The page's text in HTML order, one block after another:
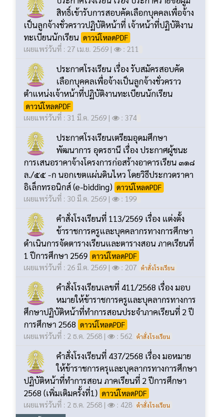
ดาวน์โหลดPDF
เผยแพร่วันที่ : 29 เม.ย. 2569 |
: 252
ประกาศโรงเรียน เรื่อง ประกาศรายชื่อผู้มี
สิทธิ์เข้ารับการสอบคัดเลือกบุคคลเพื่อจ้าง
เป็นลูกจ้างชั่วคราวปฏิบัติหน้าที่ เจ้าหน้าที่ปฏิบัติงาน
ทะเบียนนักเรียน
ดาวน์โหลดPDF
เผยแพร่วันที่ : 27 เม.ย. 2569 |
: 211
ประกาศโรงเรียน เรื่อง รับสมัครสอบคัด
เลือกบุคคลเพื่อจ้างเป็นลูกจ้างชั่วคราว
ตำแหน่งเจ้าหน้าที่ปฏิบัติงานทะเบียนนักเรียน
ดาวน์โหลดPDF
เผยแพร่วันที่ : 31 มี.ค. 2569 |
: 374
ประกาศโรงเรียนเตรียมอุดมศึกษา
พัฒนาการ อุดรธานี เรื่อง ประกาศผู้ชนะ
การเสนอราคาจ้างโครงการก่อสร้างอาคารเรียน ๓๑๘
ล./๕๕ -ก นอกเขตแผ่นดินไหว โดยวิธีประกวดราคา
อิเล็กทรอนิกส์ (e-bidding)
เผยแพร่วันที่ : 30 มี.ค. 2569 |
: 199
คำสั่งโรงเรียนที่ 113/2569 เรื่อง แต่งตั้ง
ข้าราชการครูและบุคคลากรทางการศึกษา
ดำเนินการจัดตารางเรียนและตารางสอน ภาคเรียนที่
1 ปีการศึกษา 2569
ดาวน์โหลดPDF
เผยแพร่วันที่ : 26 มี.ค. 2569 |
: 207 คำสั่งโรงเรียน
คำสั่งโรงเรียนเลขที่ 411/2568 เรื่อง มอบ
หมายให้ข้าราชการครูและบุคลากรทางการ
ศึกษาปฏิบัติหน้าที่ทำการสอนประจำภาคเรียนที่ 2 ปี
การศึกษา 2568
ดาวน์โหลดPDF
เผยแพร่วันที่ : 2 ธ.ค. 2568 |
: 562 คำสั่งโรงเรียน
คำสั่งโรงเรียนที่ 437/2568 เรื่อง มอหมาย
ให้ข้าราชการครุและบุคลากรทางการศึกษา